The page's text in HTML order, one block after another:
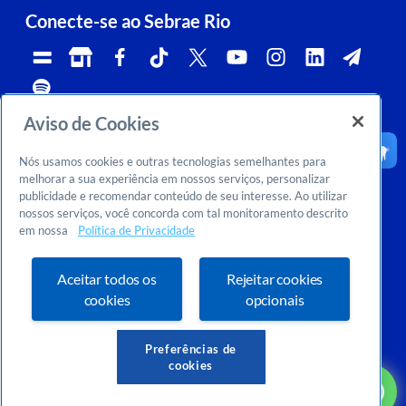
Conecte-se ao Sebrae Rio
Telefone:
0800 570 0800
Whatsapp e Telegram:
(21)96576-7825
Ouvidoria:
CNPJ:
29.737.103/0001-10
Email:
falesebraerio@rj.sebrae.com.br
Sebrae Inteligência de Mercado
Dúvidas? Consulte o FAQOu entre em contato conosco:
Aviso de Cookies
Nós usamos cookies e outras tecnologias semelhantes para
melhorar a sua experiência em nossos serviços, personalizar
publicidade e recomendar conteúdo de seu interesse. Ao utilizar
nossos serviços, você concorda com tal monitoramento descrito
em nossa
Política de Privacidade
Aceitar todos os
cookies
Rejeitar cookies
opcionais
Preferências de
cookies